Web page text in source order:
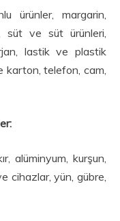
ürünler, margarin,
süt ve süt ürünleri,
lastik ve plastik
karton, telefon, cam,
alüminyum, kurşun,
cihazlar, yün, gübre,